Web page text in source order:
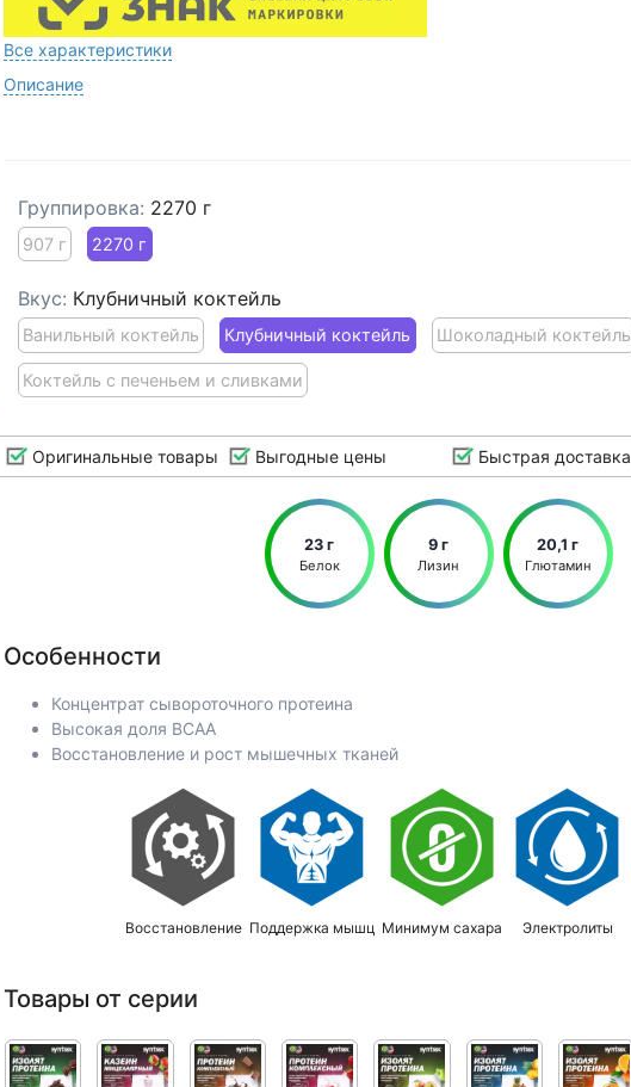
Все характеристики
Описание
Группировка: 2270 г
907 г 2270 г
Вкус: Клубничный коктейль
Ванильный коктейль Клубничный коктейль Шоколадный коктейль
Коктейль с печеньем и сливками
Оригинальные товары Выгодные цены Быстрая доставка
23 г
Белок
9 г
Лизин
20,1 г
Глютамин
Особенности
Концентрат сывороточного протеина
Высокая доля BCAA
Восстановление и рост мышечных тканей
Восстановление Поддержка мышц Минимум сахара Электролиты
Товары от серии